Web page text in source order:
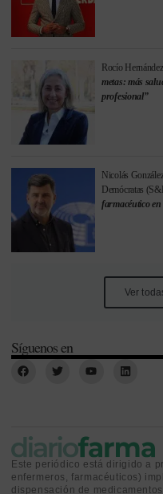
Rocío
metas: más
profesional”
Nicolás
Demócratas
farmacéutico en
Ver
Síguenos en
Este periódico está dirigido a
enfermeros, farmacéuticos)
dispensación de